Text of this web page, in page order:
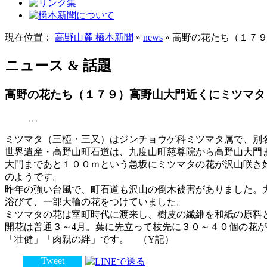
現在位置： 高野山麓 橋本新聞 » news » 高野の花たち（１７
ニュース & 話題
高野の花たち（１７９）高野山大門近くにミツマタ
ミツマタ（三椏・三又）はジンチョウゲ科ミツマタ属で、
世界遺産・高野山町石道は、九度山町慈尊院から高野山大
大門まであと１００ｍという急坂にミツマタの花が沢山咲
のようです。
昨年の強い台風で、町石道も沢山の倒木被害がありました
浴びて、一部大輪の花をつけていました。
ミツマタの花は室町時代に渡来し、樹皮の繊維を和紙の原
開花は普通３～4月。葉に先立って枝先に３０～４０個の花
「壮健」「肉親の絆」です。 （Y記）
Tweet